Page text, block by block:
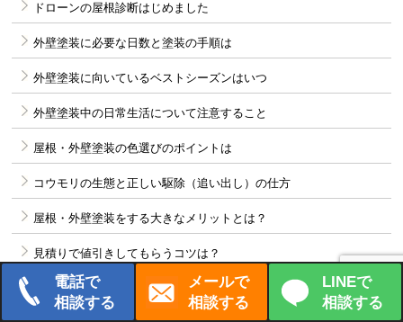
ドローンの屋根診断はじめました
外壁塗装に必要な日数と塗装の手順は
外壁塗装に向いているベストシーズンはいつ
外壁塗装中の日常生活について注意すること
屋根・外壁塗装の色選びのポイントは
コウモリの生態と正しい駆除（追い出し）の仕方
屋根・外壁塗装をする大きなメリットとは？
見積りで値引きしてもらうコツは？
外壁メンテナンスの鍵を握るコーキング
電話で
相談する
メールで
相談する
LINEで
相談する